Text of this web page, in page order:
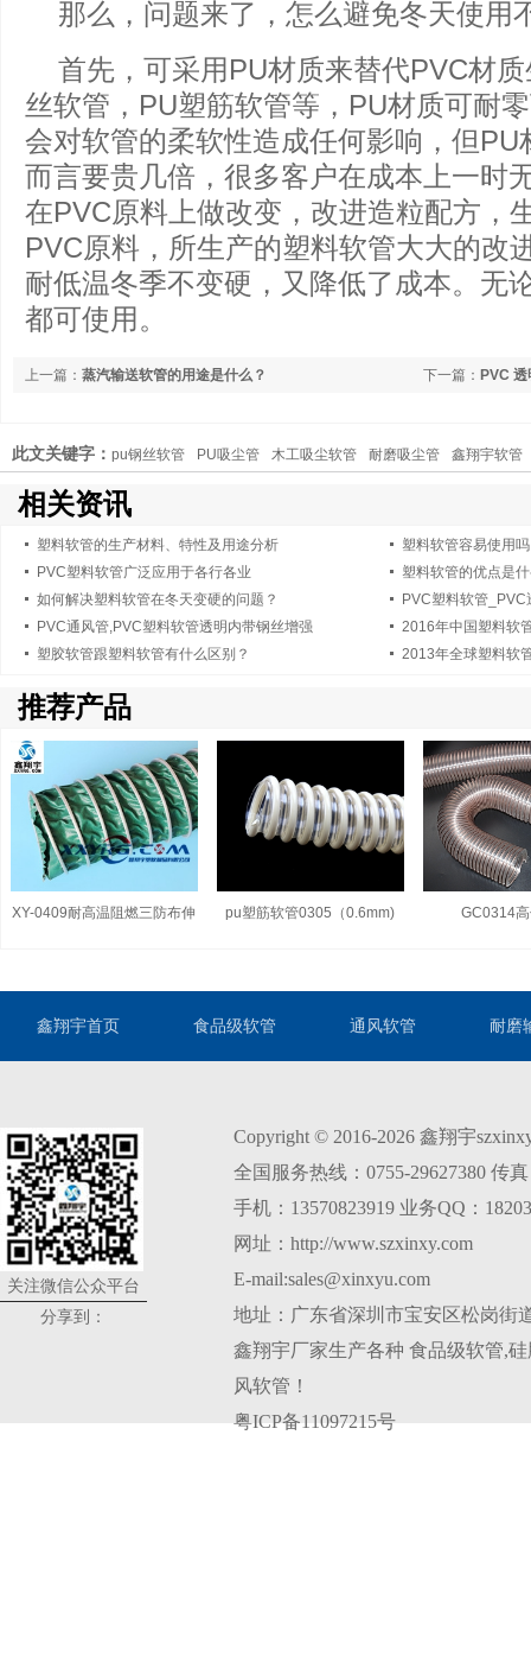
那么，问题来了，怎么避免冬天使用
首先，可采用PU材质来替代PVC材
丝软管，PU塑筋软管等，PU材质可耐
会对软管的柔软性造成任何影响，但PU
而言要贵几倍，很多客户在成本上一时
在PVC原料上做改变，改进造粒配方，
PVC原料，所生产的塑料软管大大的改
耐低温冬季不变硬，又降低了成本。无
都可使用。
下一篇： PVC
上一篇： 蒸汽输送软管的用途是什么？
此文关键字： pu钢丝软管 PU吸尘管 木工吸尘软管 耐磨吸尘管 鑫翔宇软管
相关资讯
塑料软管的生产材料、特性及用途分析
塑料软管容易使用吗
PVC塑料软管广泛应用于各行各业
塑料软管的优点是
如何解决塑料软管在冬天变硬的问题？
PVC塑料软管
PVC通风管,PVC塑料软管透明内带钢丝增强
2016年中国塑料软
塑胶软管跟塑料软管有什么区别？
2013年全球塑料软
推荐产品
XY-0409耐高温阻燃三防布伸 pu塑筋软管0305（0.6mm) GC0314
鑫翔宇首页 食品级软管 通风软管 耐磨
关注微信公众平台
分享到：
Copyright © 2016-2026 鑫翔宇
全国服务热线：0755-29627380 传
手机：13570823919 业务QQ：
网址：http://www.szxinxy.com
E-mail:sales@xinxyu.com
地址：广东省深圳市宝安区松岗街
鑫翔宇厂家生产各种 食品级软管,
风软管 ！
粤ICP备11097215号